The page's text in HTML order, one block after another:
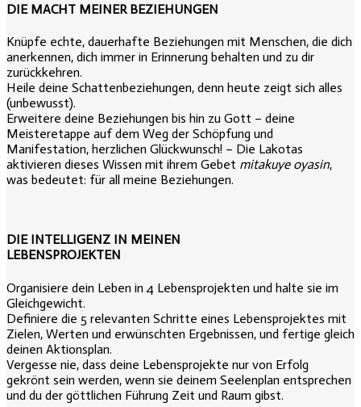
DIE MACHT MEINER BEZIEHUNGEN
Knüpfe echte, dauerhafte Beziehungen mit Menschen, die dich
anerkennen, dich immer in Erinnerung behalten und zu dir
zurückkehren.
Heile deine Schattenbeziehungen, denn heute zeigt sich alles
(unbewusst).
Erweitere deine Beziehungen bis hin zu Gott – deine
Meisteretappe auf dem Weg der Schöpfung und
Manifestation, herzlichen Glückwunsch! – Die Lakotas
aktivieren dieses Wissen mit ihrem Gebet mitakuye oyasin,
was bedeutet: für all meine Beziehungen.
DIE INTELLIGENZ IN MEINEN
LEBENSPROJEKTEN
Organisiere dein Leben in 4 Lebensprojekten und halte sie im
Gleichgewicht.
Definiere die 5 relevanten Schritte eines Lebensprojektes mit
Zielen, Werten und erwünschten Ergebnissen, und fertige gleich
deinen Aktionsplan.
Vergesse nie, dass deine Lebensprojekte nur von Erfolg
gekrönt sein werden, wenn sie deinem Seelenplan entsprechen
und du der göttlichen Führung Zeit und Raum gibst.